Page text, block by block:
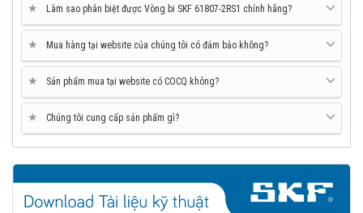
★ Làm sao phân biệt được Vòng bi SKF 61807-2RS1 chính hãng?
★ Mua hàng tại website của chúng tôi có đảm bảo không?
★ Sản phẩm mua tại website có COCQ không?
★ Chúng tôi cung cấp sản phẩm gì?